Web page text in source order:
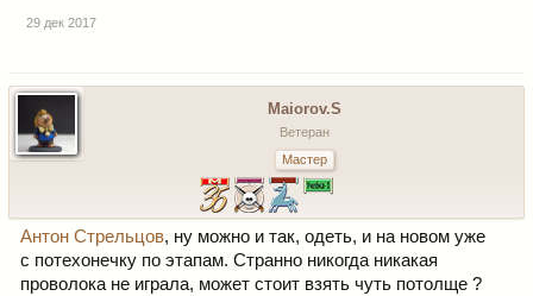
геометрических фигур ы уме без рисунка).
29 дек 2017
Maiorov.S
Ветеран
Мастер
Антон Стрельцов, ну можно и так, одеть, и на новом уже
с потехонечку по этапам. Странно никогда никакая
проволока не играла, может стоит взять чуть потолще ?